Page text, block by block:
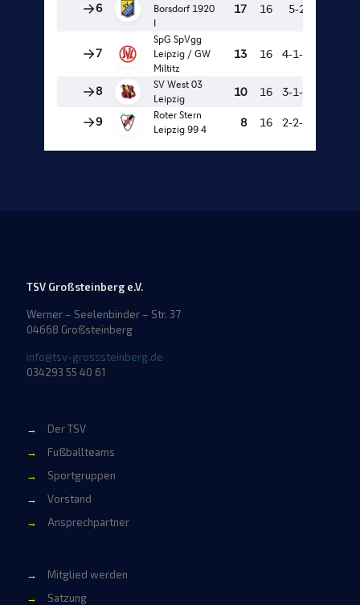
TSV Großsteinberg e.V.
Werner – Seelenbinder – Str. 37
04668 Großsteinberg
info@tsv-grosssteinberg.de
034293 55 40 61
→
Der TSV
→
Fußballteams
→
Sportgruppen
→
Vorstand
→
Ansprechpartner
→
Mitglied werden
→
Satzung